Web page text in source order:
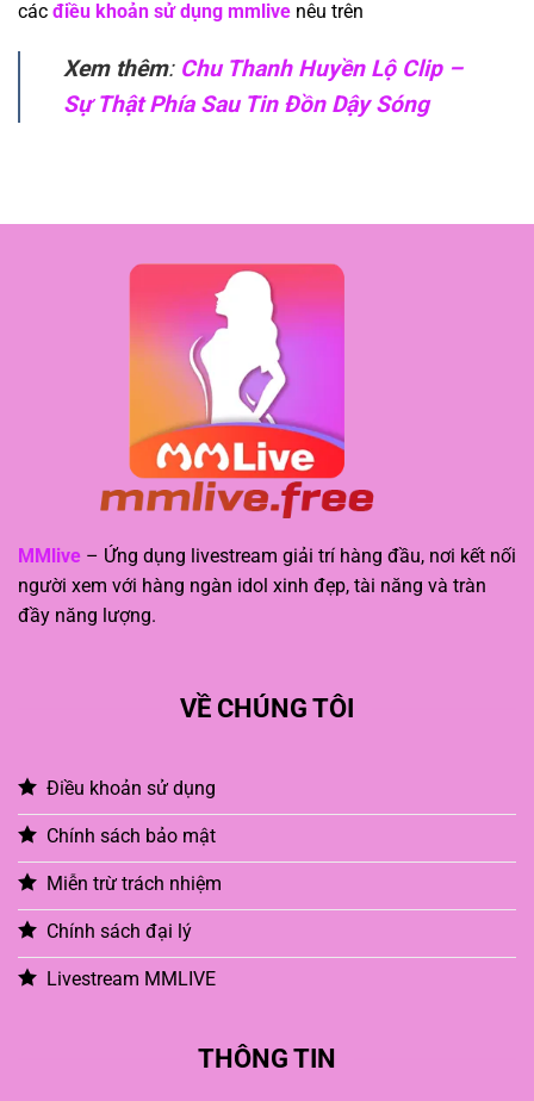
các điều khoản sử dụng mmlive nêu trên
Xem thêm: Chu Thanh Huyền Lộ Clip –
Sự Thật Phía Sau Tin Đồn Dậy Sóng
MMlive – Ứng dụng livestream giải trí hàng đầu, nơi kết nối
người xem với hàng ngàn idol xinh đẹp, tài năng và tràn
đầy năng lượng.
VỀ CHÚNG TÔI
Điều khoản sử dụng
Chính sách bảo mật
Miễn trừ trách nhiệm
Chính sách đại lý
Livestream MMLIVE
THÔNG TIN